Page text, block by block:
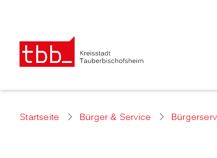
Startseite Bürger & Service